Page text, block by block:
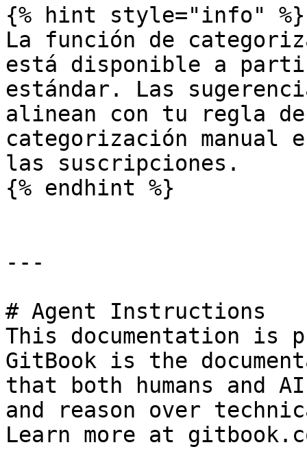
{% hint style="info" %}
La función de
está disponible a
estándar. Las
alinean con tu regla
categorización manual
las suscripciones.
{% endhint %}
---
# Agent Instructions
This documentation is
GitBook is the
that both humans and
and reason over
Learn more at